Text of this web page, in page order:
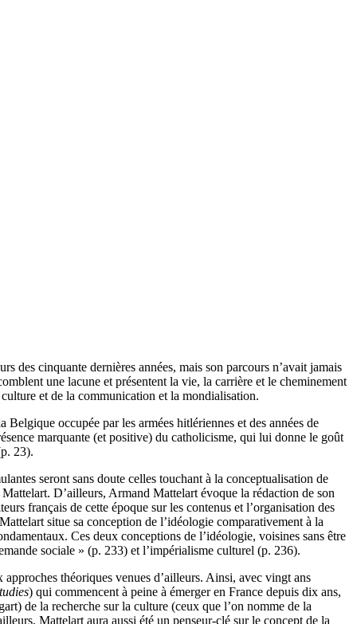
des cinquante dernières années, mais son parcours n’avait jamais
une lacune et présentent la vie, la carrière et le cheminement
culture et de la communication et la mondialisation.
occupée par les armées hitlériennes et des années de
marquante (et positive) du catholicisme, qui lui donne le goût
23).
seront sans doute celles touchant à la conceptualisation de
D’ailleurs, Armand Mattelart évoque la rédaction de son
français de cette époque sur les contenus et l’organisation des
situe sa conception de l’idéologie comparativement à la
Ces deux conceptions de l’idéologie, voisines sans être
sociale » (p. 233) et l’impérialisme culturel (p. 236).
théoriques venues d’ailleurs. Ainsi, avec vingt ans
) qui commencent à peine à émerger en France depuis dix ans,
de la recherche sur la culture (ceux que l’on nomme de la
Mattelart aura aussi été un penseur-clé sur le concept de la